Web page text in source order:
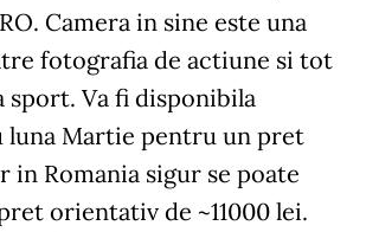
Camera in sine este una
fotografia de actiune si tot
sport. Va fi disponibila
luna Martie pentru un pret
in Romania sigur se poate
orientativ de ~11000 lei.